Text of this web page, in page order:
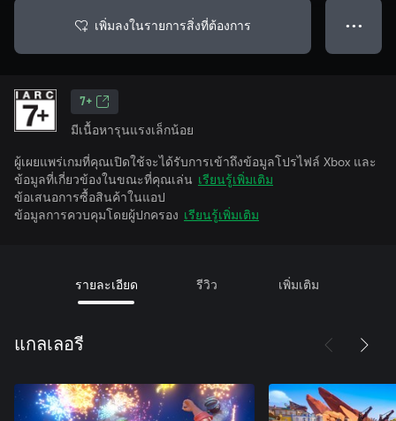
เพิ่มลงในรายการสิ่งที่ต้องการ ● ● ●
7+
มีเนื้อหารุนแรงเล็กน้อย
ผู้เผยแพร่เกมที่คุณเปิดใช้จะได้รับการเข้าถึงข้อมูลโปรไฟล์ Xbox และ
ข้อมูลที่เกี่ยวข้องในขณะที่คุณเล่น เรียนรู้เพิ่มเติม
ข้อเสนอการซื้อสินค้าในแอป
ข้อมูลการควบคุมโดยผู้ปกครอง เรียนรู้เพิ่มเติม
รายละเอียด รีวิว เพิ่มเติม
แกลเลอรี